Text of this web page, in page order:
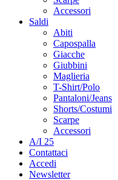
Accessori
Saldi
Abiti
Capospalla
Giacche
Giubbini
Maglieria
T-Shirt/Polo
Pantaloni/Jeans
Shorts/Costumi
Scarpe
Accessori
A/I 25
Contattaci
Accedi
Newsletter